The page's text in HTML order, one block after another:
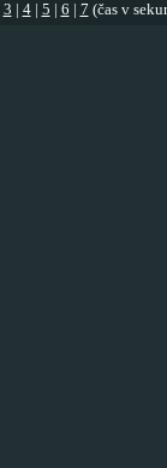
3 4| 5 6 7 (čas v